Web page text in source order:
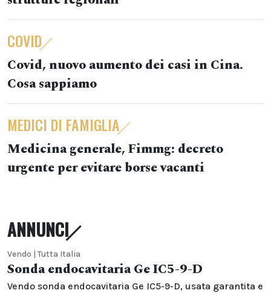
COVID
Covid, nuovo aumento dei casi in Cina.
Cosa sappiamo
MEDICI DI FAMIGLIA
Medicina generale, Fimmg: decreto
urgente per evitare borse vacanti
ANNUNCI
Vendo | Tutta Italia
Sonda endocavitaria Ge IC5-9-D
Vendo sonda endocavitaria Ge IC5-9-D, usata garantita e